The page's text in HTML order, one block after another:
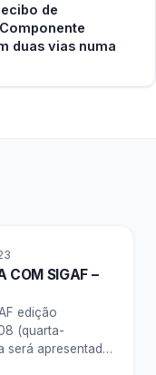
de
duas vias numa
COM SIGAF –
edição
(quarta-
será apresentado